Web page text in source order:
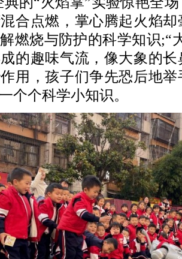
合点燃，掌心腾起火焰
燃烧与防护的科学知识;“
的趣味气流，像大象的
用，孩子们争先恐后地
个个科学小知识。